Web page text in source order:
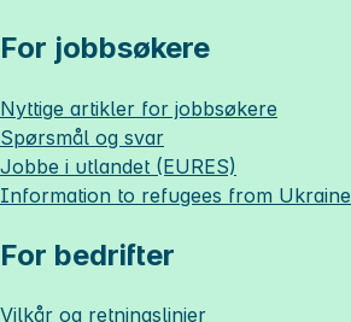
For jobbsøkere
Nyttige artikler for jobbsøkere
Spørsmål og svar
Jobbe i utlandet (EURES)
Information to refugees from Ukraine
For bedrifter
Vilkår og retningslinjer